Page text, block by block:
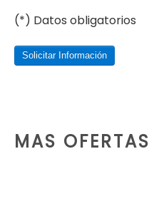
(*) Datos obligatorios
Solicitar Información
MAS OFERTAS